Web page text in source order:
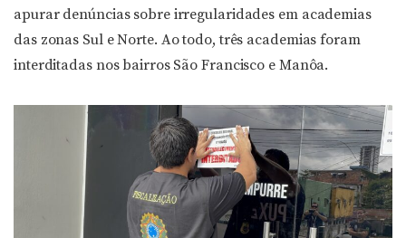
apurar denúncias sobre irregularidades em academias
das zonas Sul e Norte. Ao todo, três academias foram
interditadas nos bairros São Francisco e Manôa.